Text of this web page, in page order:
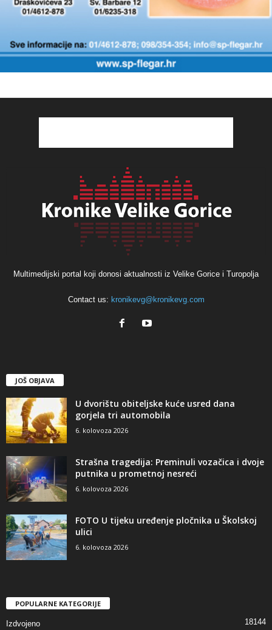
Multimedijski portal koji donosi aktualnosti iz Velike Gorice i Turopolja
Contact us: kronikevg@kronikevg.com
JOŠ OBJAVA
U dvorištu obiteljske kuće usred dana
gorjela tri automobila
6. kolovoza 2026
Strašna tragedija: Preminuli vozačica i dvoje
putnika u prometnoj nesreći
6. kolovoza 2026
FOTO U tijeku uređenje pločnika u Školskoj
ulici
6. kolovoza 2026
POPULARNE KATEGORIJE
Izdvojeno 18144